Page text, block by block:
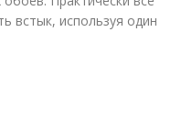
встык, используя один